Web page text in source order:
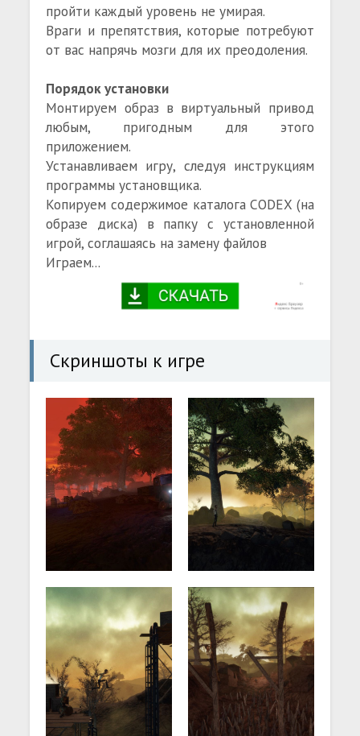
пройти каждый уровень не умирая.
Враги и препятствия, которые потребуют
от вас напрячь мозги для их преодоления.
Порядок установки
Монтируем образ в виртуальный привод
любым, пригодным для этого
приложением.
Устанавливаем игру, следуя инструкциям
программы установщика.
Копируем содержимое каталога CODEX (на
образе диска) в папку с установленной
игрой, соглашаясь на замену файлов
Играем...
Скриншоты к игре